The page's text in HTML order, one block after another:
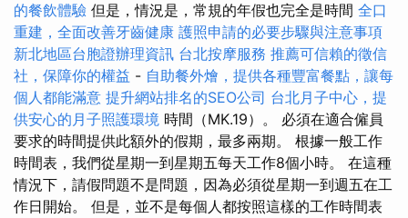
的餐飲體驗 但是，情況是，常規的年假也完全是時間 全口
重建，全面改善牙齒健康 護照申請的必要步驟與注意事項
新北地區台胞證辦理資訊 台北按摩服務 推薦可信賴的徵信
社，保障你的權益 - 自助餐外燴，提供各種豐富餐點，讓每
個人都能滿意 提升網站排名的SEO公司 台北月子中心，提
供安心的月子照護環境 時間（MK.19）。 必須在適合僱員
要求的時間提供此額外的假期，最多兩期。 根據一般工作
時間表，我們從星期一到星期五每天工作8個小時。 在這種
情況下，請假問題不是問題，因為必須從星期一到週五在工
作日開始。 但是，並不是每個人都按照這樣的工作時間表